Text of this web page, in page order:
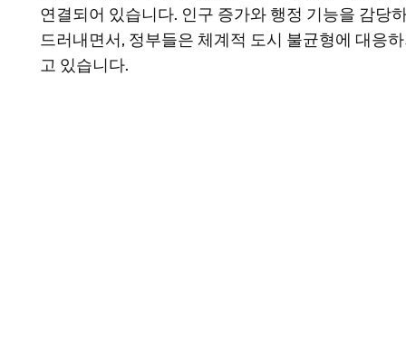
연결되어 있습니다. 인구 증가와 행정 기능을 감당
드러내면서, 정부들은 체계적 도시 불균형에 대응
고 있습니다.